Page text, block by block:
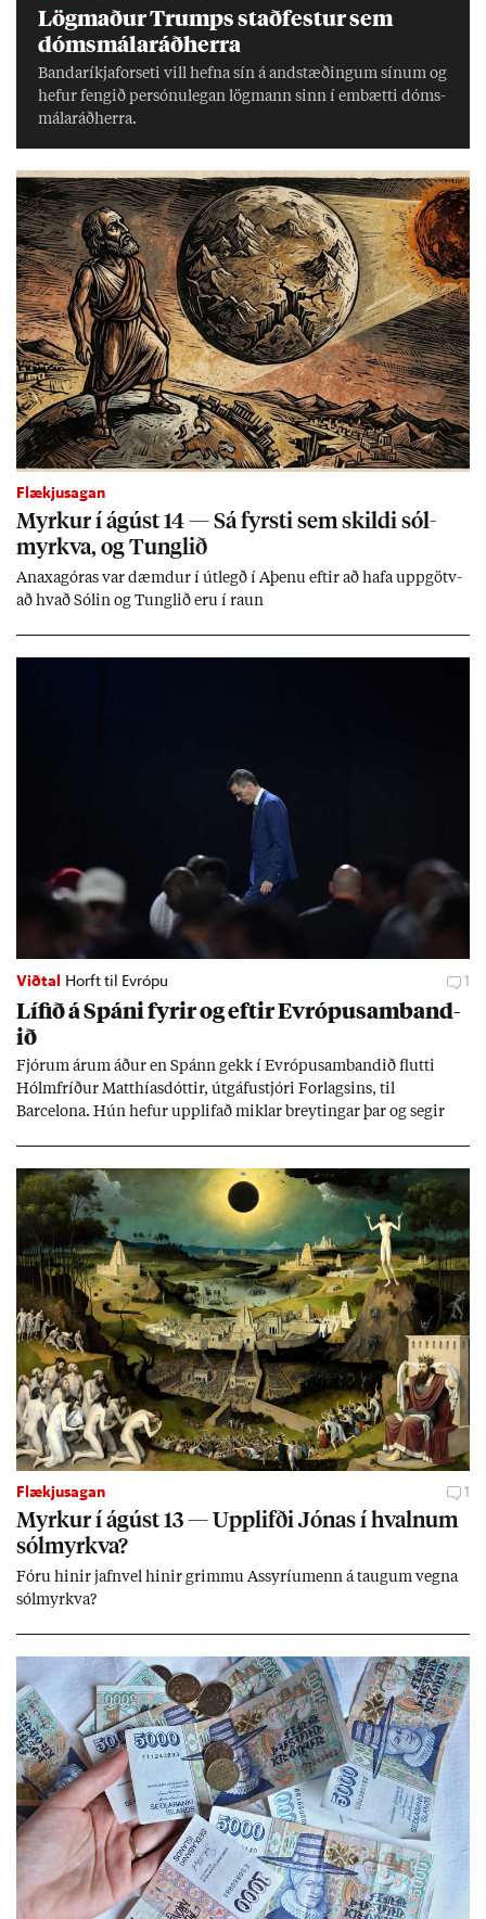
Lög­mað­ur Trumps stað­fest­ur sem
dóms­mála­ráð­herra
Banda­ríkja­for­seti vill hefna sín á and­stæð­ing­um sín­um og
hef­ur feng­ið per­sónu­leg­an lög­mann sinn í embætti dóms­
mála­ráð­herra.
Flækjusagan
Myrk­ur í ág­úst 14 — Sá fyrsti sem skildi sól­
myrkva, og Tungl­ið
An­axagór­as var dæmd­ur í út­legð í Aþenu eft­ir að hafa upp­götv­
að hvað Sól­in og Tungl­ið eru í raun
Viðtal Horft til Evrópu 1
Líf­ið á Spáni fyr­ir og eft­ir Evr­ópu­sam­band­
ið
Fjór­um ár­um áð­ur en Spánn gekk í Evr­ópu­sam­band­ið flutti
Hólm­fríð­ur Matth­ías­dótt­ir, út­gáfu­stjóri For­lags­ins, til
Barcelona. Hún hef­ur upp­lif­að mikl­ar breyt­ing­ar þar og seg­ir
jafnt sem styrkj­um til menn­ing­ar­mála. Þá hafi katalónsk­an hlot­
ið með­byr.
Flækjusagan 1
Myrk­ur í ág­úst 13 — Upp­lifði Jón­as í hvaln­um
sól­myrkva?
Fóru hinir jafn­vel hinir grimmu Ass­yríu­menn á taug­um vegna
sól­myrkva?